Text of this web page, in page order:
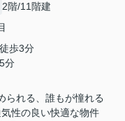
2階/11階建
歩3分
分
られる、誰もが憧れる
性の良い快適な物件